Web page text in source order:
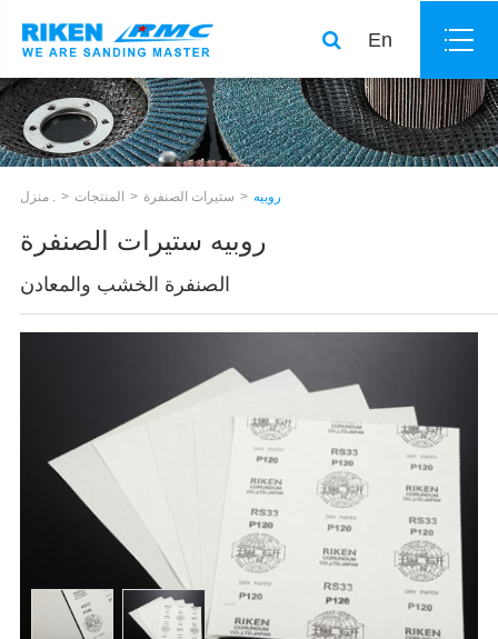
En
منزل . المنتجات ستيرات الصنفرة روبيه
روبيه ستيرات الصنفرة
الصنفرة الخشب والمعادن